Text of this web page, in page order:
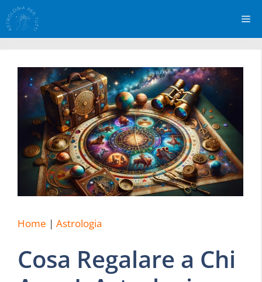
al
contenuto
Home | Astrologia
Cosa Regalare a Chi